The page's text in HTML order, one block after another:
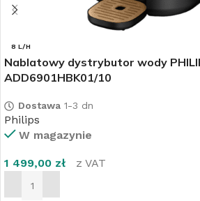
8 L/H
Nablatowy dystrybutor wody
ADD6901HBK01/10
Dostawa 1-3 dn
Philips
W magazynie
1 499,00 zł z VAT
DODAJ DO KOSZYKA